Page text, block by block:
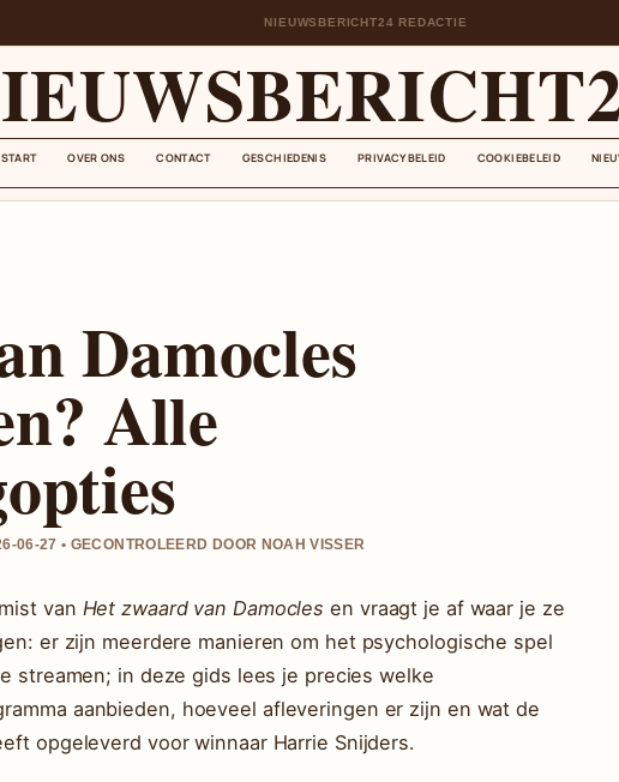
NIEUWSBERICHT24 REDACTIE
START OVER ONS CONTACT GESCHIEDENIS PRIVACYBELEID COOKIEBELEID
Damocles
Alle
06-27 • GECONTROLEERD DOOR NOAH VISSER
van Het zwaard van Damocles en vraagt je af waar je ze
er zijn meerdere manieren om het psychologische spel
streamen; in deze gids lees je precies welke
aanbieden, hoeveel afleveringen er zijn en wat de
opgeleverd voor winnaar Harrie Snijders.